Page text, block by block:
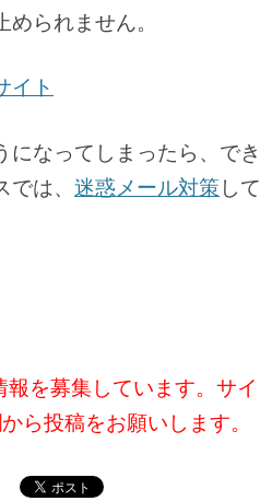
られません。
イト
になってしまったら、で
は、 迷惑メール対策し
報を募集しています。サ
ら投稿をお願いします。